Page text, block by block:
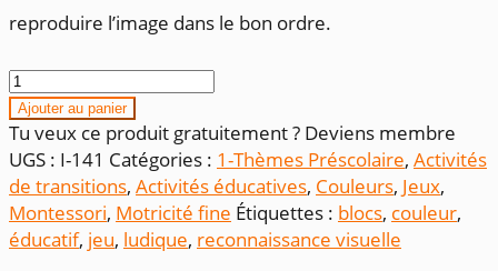
reproduire l’image dans le bon ordre.
quantité
de
Jeu
empilement
de
blocs
Ajouter au panier
Tu veux ce produit gratuitement ? Deviens membre
UGS : I-141 Catégories : 1-Thèmes Préscolaire, Activités
de transitions, Activités éducatives, Couleurs, Jeux,
Montessori, Motricité fine Étiquettes : blocs, couleur,
éducatif, jeu, ludique, reconnaissance visuelle